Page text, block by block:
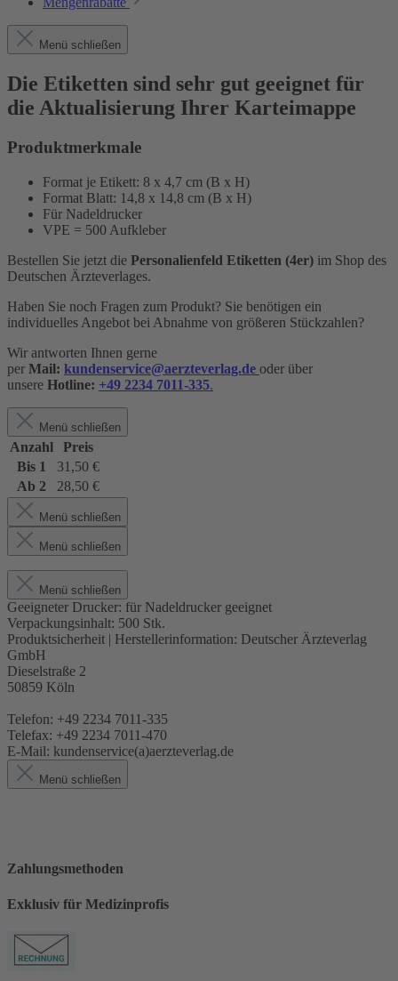
Menü schließen
Die Etiketten sind sehr gut geeignet für
die Aktualisierung Ihrer Karteimappe
Produktmerkmale
Format je Etikett: 8 x 4,7 cm (B x H)
Format Blatt: 14,8 x 14,8 cm (B x H)
Für Nadeldrucker
VPE = 500 Aufkleber
Bestellen Sie jetzt die Personalienfeld Etiketten (4er) im Shop des
Deutschen Ärzteverlages.
Haben Sie noch Fragen zum Produkt? Sie benötigen ein
individuelles Angebot bei Abnahme von größeren Stückzahlen?
Wir antworten Ihnen gerne
per Mail: kundenservice@aerzteverlag.de oder über
unsere Hotline: +49 2234 7011-335.
Menü schließen
Anzahl
Preis
Bis 1
31,50 €
Ab 2 28,50 €
Menü schließen
Menü schließen
Menü schließen
Geeigneter Drucker: für Nadeldrucker geeignet
Verpackungsinhalt: 500 Stk.
Produktsicherheit | Herstellerinformation: Deutscher Ärzteverlag
GmbH
Dieselstraße 2
50859 Köln
Telefon: +49 2234 7011-335
Telefax: +49 2234 7011-470
E-Mail: kundenservice(a)aerzteverlag.de
Menü schließen
Zahlungsmethoden
Exklusiv für Medizinprofis